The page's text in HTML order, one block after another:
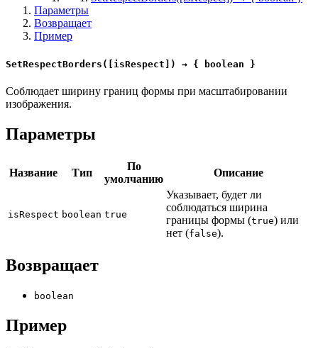
Параметры
Возвращает
Пример
SetRespectBorders([isRespect]) → { boolean }
Соблюдает ширину границ формы при масштабировании
изображения.
Параметры
Название Тип
По
умолчанию
Описание
isRespect boolean true
Указывает, будет ли
соблюдаться ширина
границы формы (true) или
нет (false).
Возвращает
boolean
Пример